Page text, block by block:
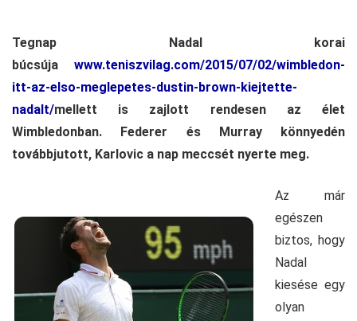
Tegnap Nadal korai
búcsúja www.teniszvilag.com/2015/07/02/wimbledon-
itt-az-elso-meglepetes-dustin-brown-kiejtette-
nadalt/mellett is zajlott rendesen az élet
Wimbledonban. Federer és Murray könnyedén
továbbjutott, Karlovic a nap meccsét nyerte meg.
Az már
egészen
biztos, hogy
Nadal
kiesése egy
olyan